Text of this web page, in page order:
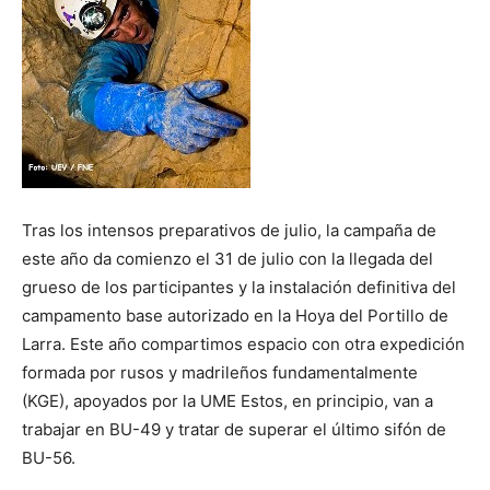
Tras los intensos preparativos de julio, la campaña de
este año da comienzo el 31 de julio con la llegada del
grueso de los participantes y la instalación definitiva del
campamento base autorizado en la Hoya del Portillo de
Larra. Este año compartimos espacio con otra expedición
formada por rusos y madrileños fundamentalmente
(KGE), apoyados por la UME Estos, en principio, van a
trabajar en BU-49 y tratar de superar el último sifón de
BU-56.